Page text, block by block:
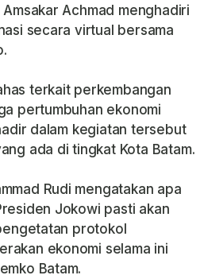
Achmad menghadiri
secara virtual bersama
terkait perkembangan
pertumbuhan ekonomi
dalam kegiatan tersebut
ada di tingkat Kota Batam.
Rudi mengatakan apa
Jokowi pasti akan
protokol
ekonomi selama ini
Batam.